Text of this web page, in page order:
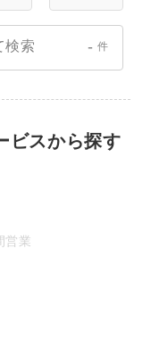
検索 - 件
ビスから探す
営業